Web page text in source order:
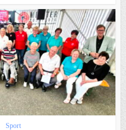
Sport